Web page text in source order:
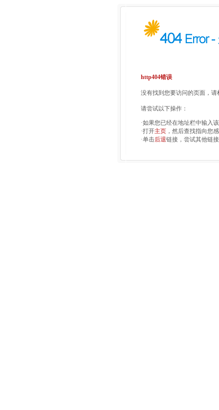
http404错误
没有找到您要访问的页面，
请尝试以下操作：
·如果您已经在地址栏中输入
·打开主页 ，然后查找指向您
·单击后退链接，尝试其他链